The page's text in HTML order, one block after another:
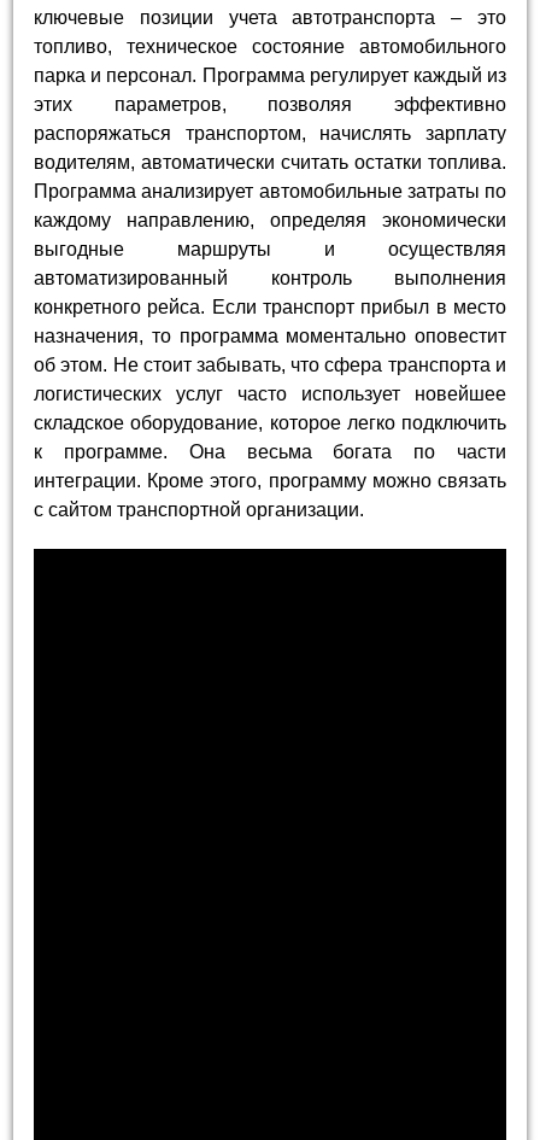
ключевые позиции учета автотранспорта – это
топливо, техническое состояние автомобильного
парка и персонал. Программа регулирует каждый из
этих параметров, позволяя эффективно
распоряжаться транспортом, начислять зарплату
водителям, автоматически считать остатки топлива.
Программа анализирует автомобильные затраты по
каждому направлению, определяя экономически
выгодные маршруты и осуществляя
автоматизированный контроль выполнения
конкретного рейса. Если транспорт прибыл в место
назначения, то программа моментально оповестит
об этом. Не стоит забывать, что сфера транспорта и
логистических услуг часто использует новейшее
складское оборудование, которое легко подключить
к программе. Она весьма богата по части
интеграции. Кроме этого, программу можно связать
с сайтом транспортной организации.